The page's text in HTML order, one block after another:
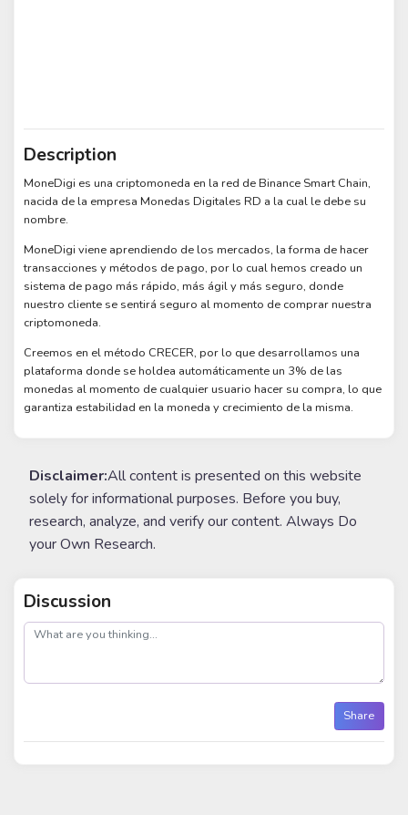
Description
MoneDigi es una criptomoneda en la red de Binance Smart Chain,
nacida de la empresa Monedas Digitales RD a la cual le debe su
nombre.
MoneDigi viene aprendiendo de los mercados, la forma de hacer
transacciones y métodos de pago, por lo cual hemos creado un
sistema de pago más rápido, más ágil y más seguro, donde
nuestro cliente se sentirá seguro al momento de comprar nuestra
criptomoneda.
Creemos en el método CRECER, por lo que desarrollamos una
plataforma donde se holdea automáticamente un 3% de las
monedas al momento de cualquier usuario hacer su compra, lo que
garantiza estabilidad en la moneda y crecimiento de la misma.
Disclaimer:All content is presented on this website
solely for informational purposes. Before you buy,
research, analyze, and verify our content. Always Do
your Own Research.
Discussion
post
Share